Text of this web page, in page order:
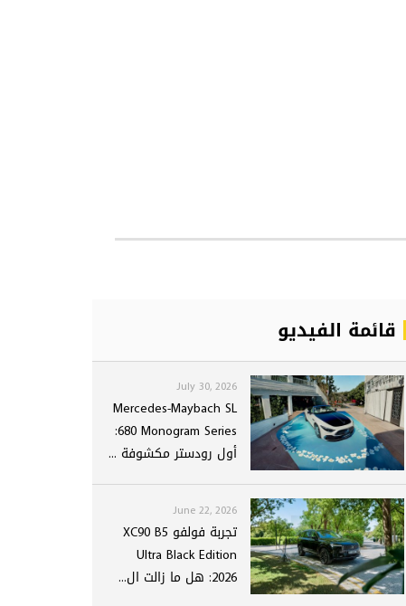
قائمة الفيديو
July 30, 2026
Mercedes-Maybach SL
680 Monogram Series:
أول رودستر مكشوفة ...
June 22, 2026
تجربة فولفو XC90 B5
Ultra Black Edition
2026: هل ما زالت ال...